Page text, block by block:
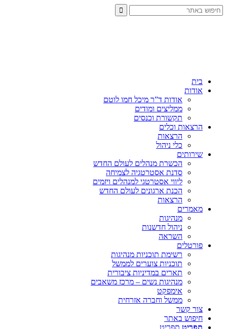
בית
אודות
אודות ד”ר מיכל חמו לוטם
ממליצים ומודים
תקשורת וכנסים
הרצאות וכלים
הרצאות
כלי ניהול
שירותים
הכשרת מנהלים לעולם החדש
סדנת אסטרטגיה לצמיחה
ליווי אסטרטגי למנהלים ויזמים
הכנת ארגונים לעולם החדש
הרצאות
מאמרים
מנהיגות
ניהול חדשנות
השראה
פורטלים
רשימת תוכניות מנהיגות
תוכניות צוערים לממשל
תארים במדיניות ציבורית
מנהיגות נשים – מרכז משאבים
אימפקט
ממשל וחברה אזרחית
צור קשר
חיפוש באתר
תפריט תפריט